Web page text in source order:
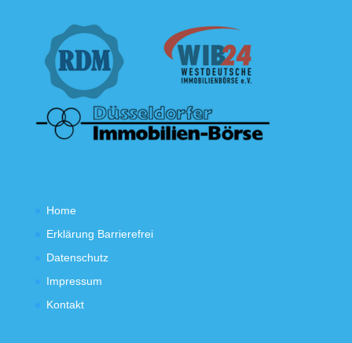
Home
Erklärung Barrierefrei
Datenschutz
Impressum
Kontakt